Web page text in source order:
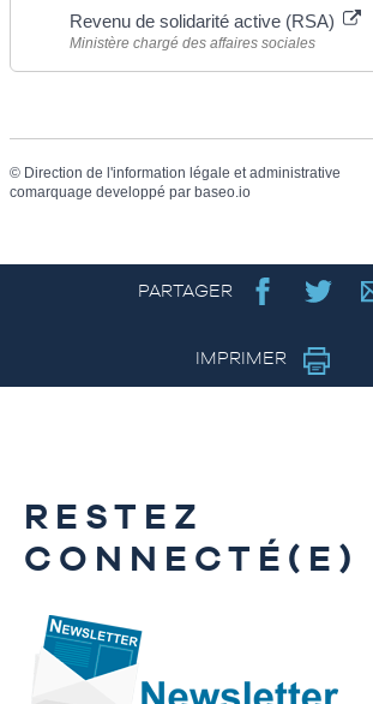
Revenu de solidarité active (RSA)
Ministère chargé des affaires sociales
© Direction de l'information légale et administrative
comarquage developpé par baseo.io
PARTAGER
IMPRIMER
RESTEZ
CONNECTÉ(E)